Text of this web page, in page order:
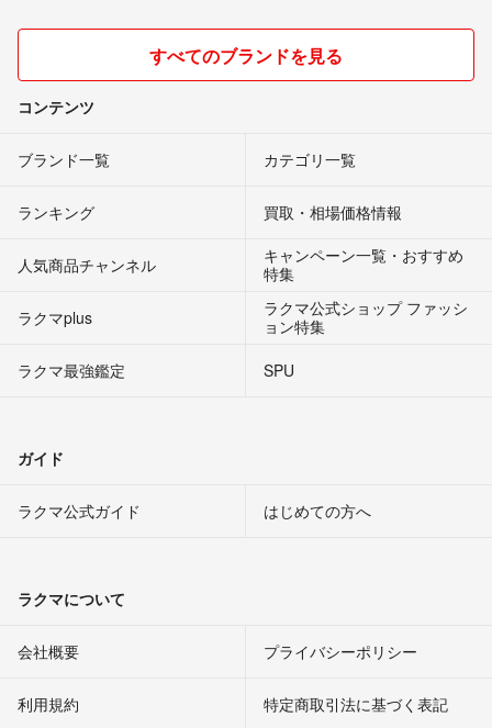
すべてのブランドを見る
コンテンツ
ブランド一覧 カテゴリ一覧
ランキング 買取・相場価格情報
人気商品チャンネル
キャンペーン一覧・おすすめ
特集
ラクマplus
ラクマ公式ショップ ファッシ
ョン特集
ラクマ最強鑑定
SPU
ガイド
ラクマ公式ガイド はじめての方へ
ラクマについて
会社概要 プライバシーポリシー
利用規約 特定商取引法に基づく表記